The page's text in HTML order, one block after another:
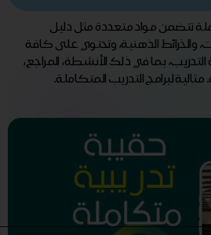
تتضمن مواد متعددة مثل دليل
والخرائط الذهنية، وتحتوي على كافة
التدريب، بما في ذلك الأنشطة، المراجع،
لبرامج التدريب المتكاملة.